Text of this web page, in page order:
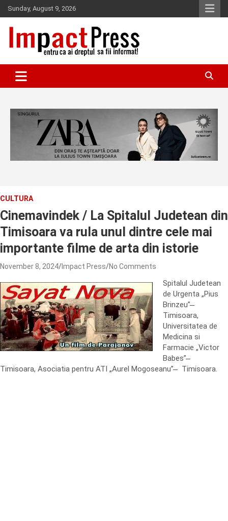
Skip
to
content
Sunday, August 9, 2026
IMPACTPRESS
CULTURA
Cinemavindek / La Spitalul Judetean din
Timisoara va rula unul dintre cele mai
importante filme de arta din istorie
November 8, 2024 Impact Press No Comments
Spitalul Judetean
de Urgenta „Pius
Brinzeu” ̶
Timisoara,
Universitatea de
Medicina si
Farmacie „Victor
Babes” ̶
Timisoara, Asociatia pentru ATI „Aurel Mogoseanu” ̶ Timisoara.